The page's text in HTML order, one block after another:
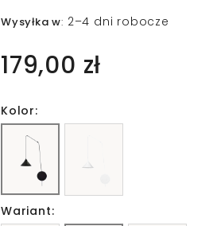
Wysyłka w: 2–4 dni robocze
179,00 zł
Kolor:
Wariant: